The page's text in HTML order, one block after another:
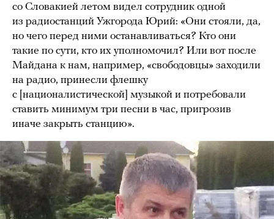
со Словакией летом видел сотрудник одной
из радиостанций Ужгорода Юрий: «Они стояли, да,
но чего перед ними останавливаться? Кто они
такие по сути, кто их уполномочил? Или вот после
Майдана к нам, например, «свободовцы» заходили
на радио, принесли флешку
с [националистической] музыкой и потребовали
ставить минимум три песни в час, пригрозив
иначе закрыть станцию».